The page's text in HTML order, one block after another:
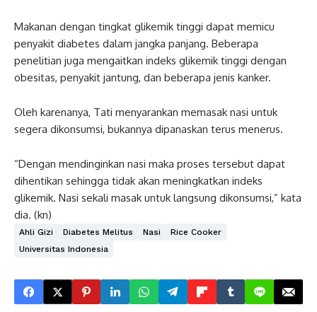
Makanan dengan tingkat glikemik tinggi dapat memicu
penyakit diabetes dalam jangka panjang. Beberapa
penelitian juga mengaitkan indeks glikemik tinggi dengan
obesitas, penyakit jantung, dan beberapa jenis kanker.
Oleh karenanya, Tati menyarankan memasak nasi untuk
segera dikonsumsi, bukannya dipanaskan terus menerus.
“Dengan mendinginkan nasi maka proses tersebut dapat
dihentikan sehingga tidak akan meningkatkan indeks
glikemik. Nasi sekali masak untuk langsung dikonsumsi,” kata
dia. (kn)
Ahli Gizi Diabetes Melitus Nasi
Rice Cooker
Universitas Indonesia